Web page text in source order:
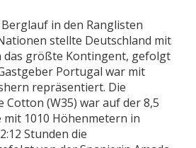
in den Ranglisten
stellte Deutschland mit
das größte Kontingent, gefolgt
Portugal war mit
repräsentiert. Die
Cotton (W35) war auf der 8,5
mit 1010 Höhenmetern in
Stunden die